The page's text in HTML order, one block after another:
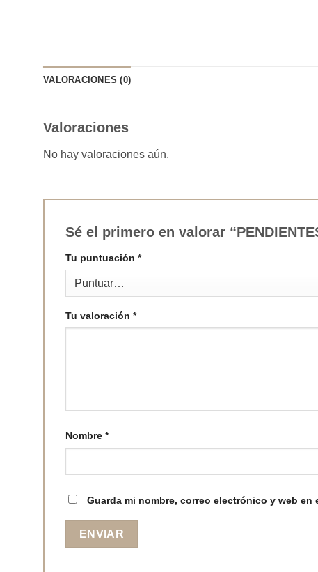
VALORACIONES (0)
Valoraciones
No hay valoraciones aún.
Sé el primero en valorar
Tu puntuación *
Tu valoración *
Nombre *
Guarda mi nombre, correo electrónico y web